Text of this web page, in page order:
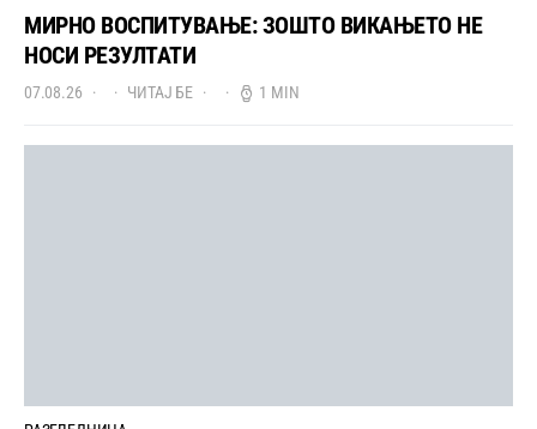
МИРНО ВОСПИТУВАЊЕ: ЗОШТО ВИКАЊЕТО НЕ
НОСИ РЕЗУЛТАТИ
07.08.26 ЧИТАЈ БЕ 1 MIN